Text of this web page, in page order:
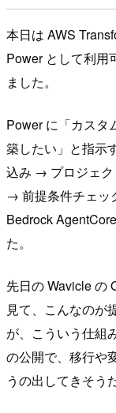
本日は AWS
Power として利用
ました。
Power に「カスタ
築したい」と指示
込み → プロジェ
→ 前提条件チェ
Bedrock
た。
先日の Wavicle の
見て、こんなのが
が、こういう仕組
の公開で、移行や
うの出してきそう